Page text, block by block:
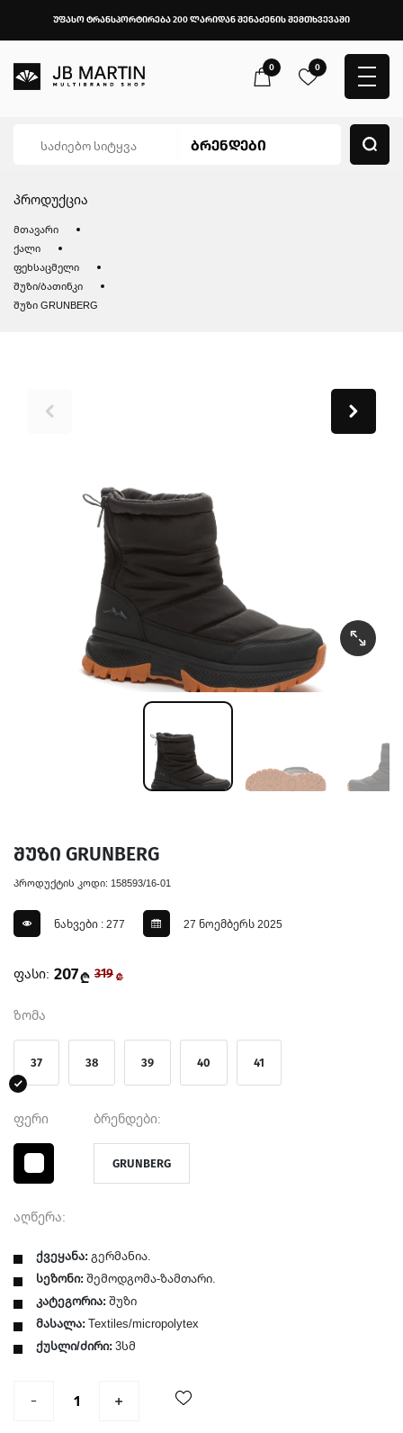
უფასო ტრანსპორტირება 200 ლარიდან შენაძენის შემთხვევაში
0 0
პროდუქცია
მთავარი
ქალი
ფეხსაცმელი
შუზი/ბათინკი
შუზი GRUNBERG
შუზი GRUNBERG
პროდუქტის კოდი: 158593/16-01
ნახვები : 277 27 ნოემბერს 2025
ფასი: 207₾ 319 ₾
ზომა
37 38 39 40 41
ფერი ბრენდები:
GRUNBERG
აღწერა:
ქვეყანა: გერმანია.
სეზონი: შემოდგომა-ზამთარი.
კატეგორია: შუზი
მასალა: Textiles/micropolytex
ქუსლი/ძირი: 3სმ